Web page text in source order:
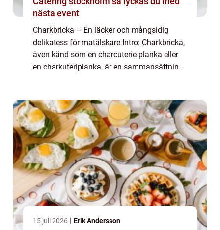
nästa event
Charkbricka – En läcker och mångsidig
delikatess för matälskare Intro: Charkbricka,
även känd som en charcuterie-planka eller
en charkuteriplanka, är en sammansättning
15 juli 2026 Erik Andersson